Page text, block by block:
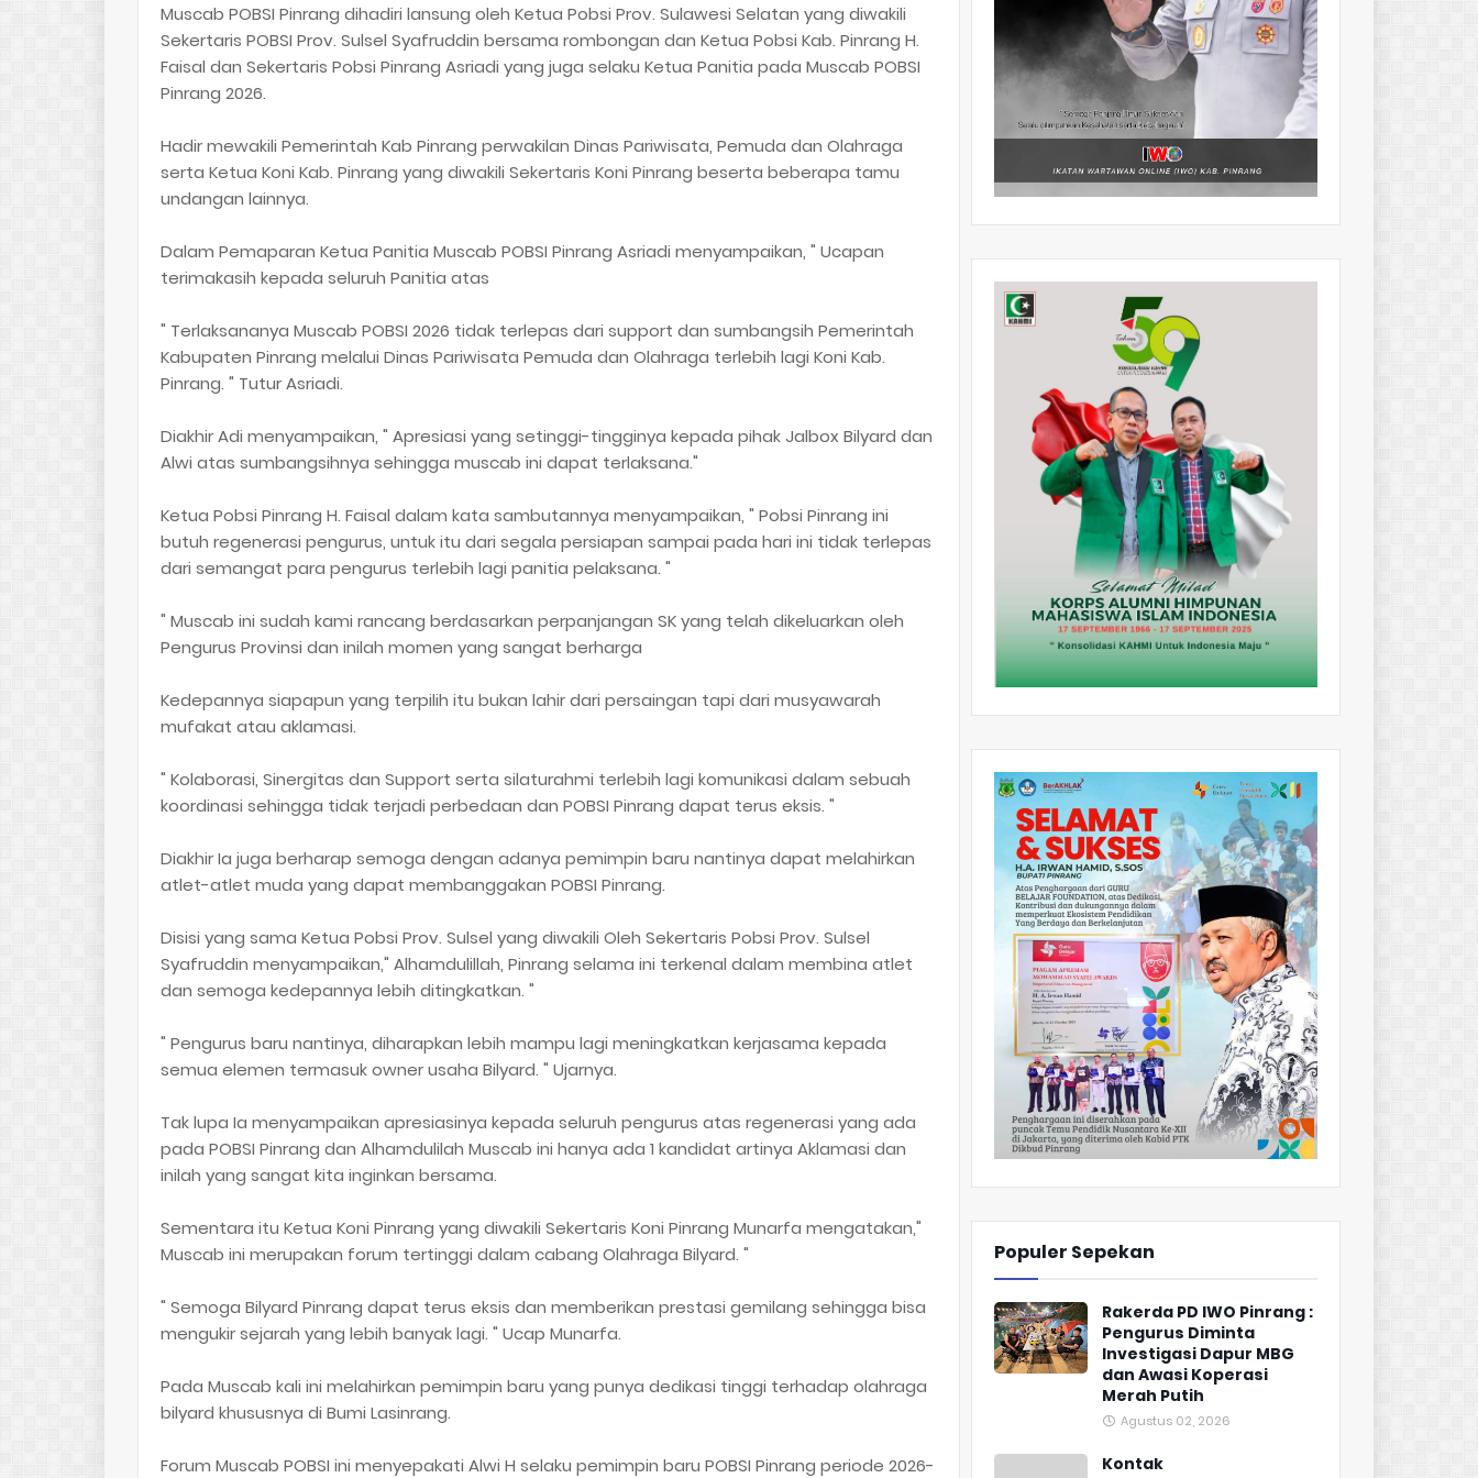
Muscab POBSI Pinrang dihadiri lansung oleh Ketua Pobsi Prov. Sulawesi Selatan yang diwakili
Sekertaris POBSI Prov. Sulsel Syafruddin bersama rombongan dan Ketua Pobsi Kab. Pinrang H.
Faisal dan Sekertaris Pobsi Pinrang Asriadi yang juga selaku Ketua Panitia pada Muscab POBSI
Pinrang 2026.
Hadir mewakili Pemerintah Kab Pinrang perwakilan Dinas Pariwisata, Pemuda dan Olahraga
serta Ketua Koni Kab. Pinrang yang diwakili Sekertaris Koni Pinrang beserta beberapa tamu
undangan lainnya.
Dalam Pemaparan Ketua Panitia Muscab POBSI Pinrang Asriadi menyampaikan, " Ucapan
terimakasih kepada seluruh Panitia atas
" Terlaksananya Muscab POBSI 2026 tidak terlepas dari support dan sumbangsih Pemerintah
Kabupaten Pinrang melalui Dinas Pariwisata Pemuda dan Olahraga terlebih lagi Koni Kab.
Pinrang. " Tutur Asriadi.
Diakhir Adi menyampaikan, " Apresiasi yang setinggi-tingginya kepada pihak Jalbox Bilyard dan
Alwi atas sumbangsihnya sehingga muscab ini dapat terlaksana."
Ketua Pobsi Pinrang H. Faisal dalam kata sambutannya menyampaikan, " Pobsi Pinrang ini
butuh regenerasi pengurus, untuk itu dari segala persiapan sampai pada hari ini tidak terlepas
dari semangat para pengurus terlebih lagi panitia pelaksana. "
" Muscab ini sudah kami rancang berdasarkan perpanjangan SK yang telah dikeluarkan oleh
Pengurus Provinsi dan inilah momen yang sangat berharga
Kedepannya siapapun yang terpilih itu bukan lahir dari persaingan tapi dari musyawarah
mufakat atau aklamasi.
" Kolaborasi, Sinergitas dan Support serta silaturahmi terlebih lagi komunikasi dalam sebuah
koordinasi sehingga tidak terjadi perbedaan dan POBSI Pinrang dapat terus eksis. "
Diakhir Ia juga berharap semoga dengan adanya pemimpin baru nantinya dapat melahirkan
atlet-atlet muda yang dapat membanggakan POBSI Pinrang.
Disisi yang sama Ketua Pobsi Prov. Sulsel yang diwakili Oleh Sekertaris Pobsi Prov. Sulsel
Syafruddin menyampaikan," Alhamdulillah, Pinrang selama ini terkenal dalam membina atlet
dan semoga kedepannya lebih ditingkatkan. "
" Pengurus baru nantinya, diharapkan lebih mampu lagi meningkatkan kerjasama kepada
semua elemen termasuk owner usaha Bilyard. " Ujarnya.
Tak lupa Ia menyampaikan apresiasinya kepada seluruh pengurus atas regenerasi yang ada
pada POBSI Pinrang dan Alhamdulilah Muscab ini hanya ada 1 kandidat artinya Aklamasi dan
inilah yang sangat kita inginkan bersama.
Sementara itu Ketua Koni Pinrang yang diwakili Sekertaris Koni Pinrang Munarfa mengatakan,"
Muscab ini merupakan forum tertinggi dalam cabang Olahraga Bilyard. "
" Semoga Bilyard Pinrang dapat terus eksis dan memberikan prestasi gemilang sehingga bisa
mengukir sejarah yang lebih banyak lagi. " Ucap Munarfa.
Pada Muscab kali ini melahirkan pemimpin baru yang punya dedikasi tinggi terhadap olahraga
bilyard khususnya di Bumi Lasinrang.
Forum Muscab POBSI ini menyepakati Alwi H selaku pemimpin baru POBSI Pinrang periode 2026-
Populer Sepekan
Rakerda PD IWO Pinrang :
Pengurus Diminta
Investigasi Dapur MBG
dan Awasi Koperasi
Merah Putih
Agustus 02, 2026
Kontak